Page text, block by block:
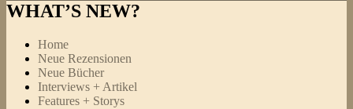
WHAT’S NEW?
Home
Neue Rezensionen
Neue Bücher
Interviews + Artikel
Features + Storys